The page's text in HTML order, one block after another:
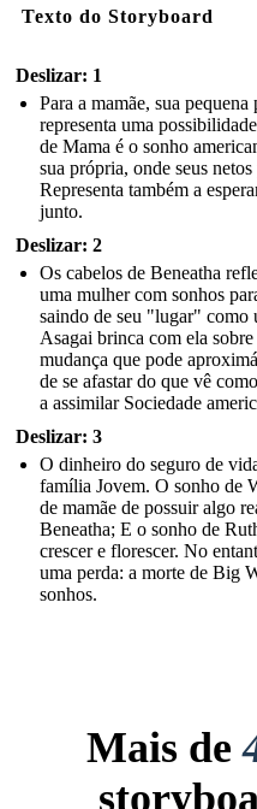
Texto do Storyboard
Deslizar: 1
Para a mamãe, sua
representa uma
de Mama é o sonho
sua própria, onde seus
Representa também a
junto.
Deslizar: 2
Os cabelos de Beneatha
uma mulher com sonhos
saindo de seu "lugar" como
Asagai brinca com ela
mudança que pode
de se afastar do que vê
a assimilar Sociedade
Deslizar: 3
O dinheiro do seguro de
família Jovem. O sonho de
de mamãe de possuir algo
Beneatha; E o sonho de
crescer e florescer. No
uma perda: a morte de Big
sonhos.
Mais de